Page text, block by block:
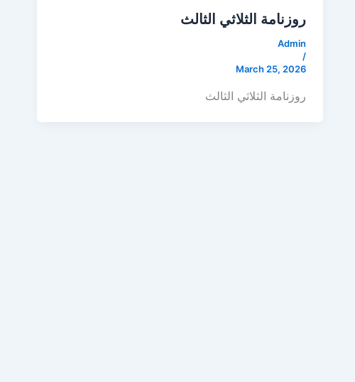
روزنامة الثلاثي الثالث
Admin
/
March 25, 2026
روزنامة الثلاثي الثالث